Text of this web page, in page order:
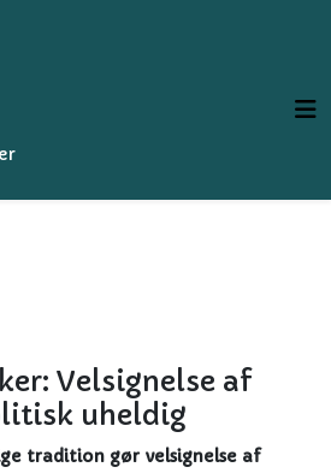
Velsignelse af
uheldig
tradition gør velsignelse af